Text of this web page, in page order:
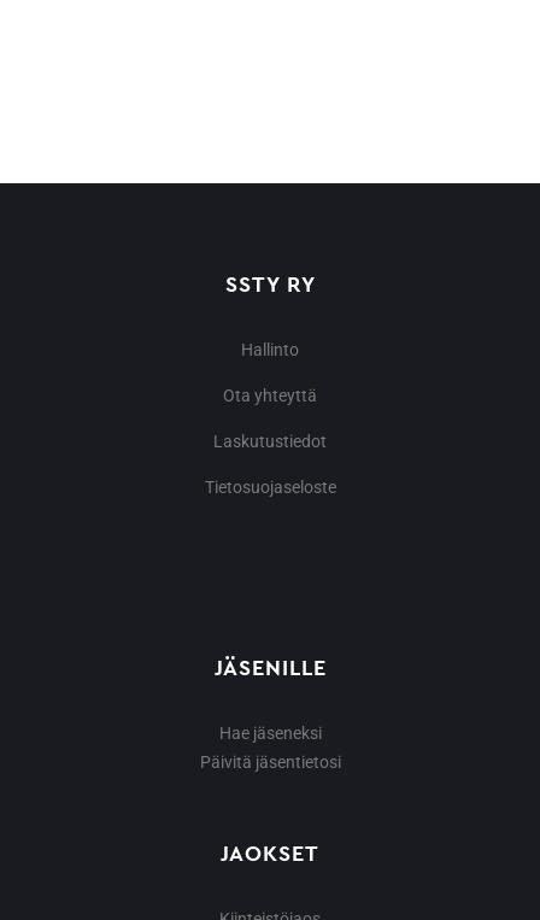
SSTY RY
Hallinto
Ota yhteyttä
Laskutustiedot
Tietosuojaseloste
JÄSENILLE
Hae jäseneksi
Päivitä jäsentietosi
JAOKSET